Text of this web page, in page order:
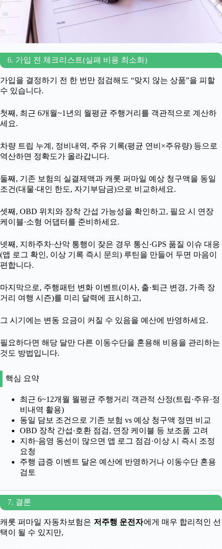
6. 가입 전 체크리스트(실패 비용 최소화)
가입을 결정하기 전 한 번만 점검해도 “맞지 않는 상품”을 피할
수 있습니다.
첫째, 최근 6개월~1년의 월평균 주행거리를 객관적으로 계산하
세요.
차량 트립 누계, 정비내역, 주유 기록(평균 연비×주유량) 등으로
역산하면 정확도가 올라갑니다.
둘째, 기존 보험의 실결제액과 캐롯 퍼마일 예상 청구액을 동일
조건(대물·대인 한도, 자기부담금)으로 비교하세요.
셋째, OBD 위치와 장착 간섭 가능성을 확인하고, 필요 시 연장
케이블·소형 어댑터를 준비하세요.
넷째, 지하주차·산악 통행이 잦은 경우 통신·GPS 품질 이슈 대응
(앱 로그 확인, 이상 기록 즉시 문의) 루틴을 만들어 두면 마음이
편합니다.
마지막으로, 주행패턴 변화 이벤트(이사, 출·퇴근 변경, 가족 장
거리 여행 시즌)를 미리 달력에 표시하고,
그 시기에는 변동 요금이 커질 수 있음을 예산에 반영하세요.
필요하다면 해당 달만 다른 이동수단을 혼용해 비용을 관리하는
것도 방법입니다.
핵심 요약
최근 6~12개월 월평균 주행거리 객관적 산정(트립·주유·정
비내역 활용)
동일 담보 조건으로 기존 보험 vs 예상 청구액 정면 비교
OBD 장착 간섭·호환 점검, 연장 케이블 등 보조품 고려
지하·음영 동선이 많으면 앱 로그 점검·이상 시 즉시 조정
요청
주행 급증 이벤트 달은 예산에 반영하거나 이동수단 혼용
검토
7. 결론
캐롯 퍼마일 자동차보험은 저주행 운전자에게 매우 합리적인 선
택이 될 수 있지만,